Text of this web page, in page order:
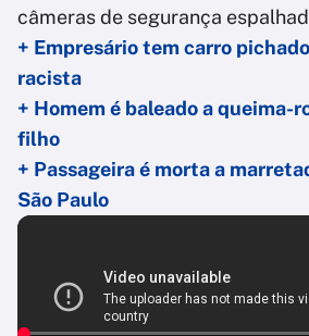
câmeras de segurança
+ Empresário tem carro
racista
+ Homem é baleado a queima-
filho
+ Passageira é morta a
São Paulo